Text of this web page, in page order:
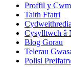
Proffil y
Taith Ffatri
Cysylltwch â
Blog Gorau
Telerau
Polisi